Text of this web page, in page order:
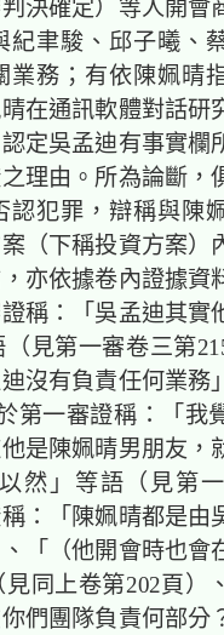
決確定）等人開會
紀聿駿、邱子曦、
業務；有依陳姵晴
在通訊軟體對話研
定吳孟迪有事實欄
理由。所為論斷，
認犯罪，辯稱與陳
（下稱投資方案）
亦依據卷內證據資
稱：「吳孟迪其實
見第一審卷三第
沒有負責任何業務
第一審證稱：「我
是陳姵晴男朋友，
然」等語（見第
：「陳姵晴都是由
「（他開會時也會
同上卷第202頁）
們團隊負責何部分